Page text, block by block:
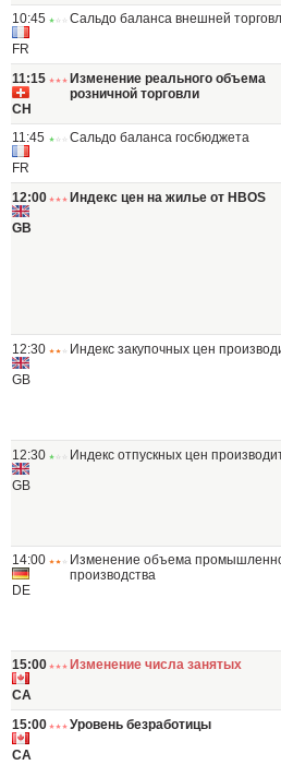
10:45
FR
Сальдо баланса внешней
11:15
CH
Изменение реального объема
розничной торговли
11:45
FR
Сальдо баланса госбюджета
12:00
GB
Индекс цен на жилье от HBOS
12:30
GB
Индекс закупочных цен
12:30
GB
Индекс отпускных цен
14:00
DE
Изменение объема
производства
15:00
CA
Изменение числа занятых
15:00
CA
Уровень безработицы